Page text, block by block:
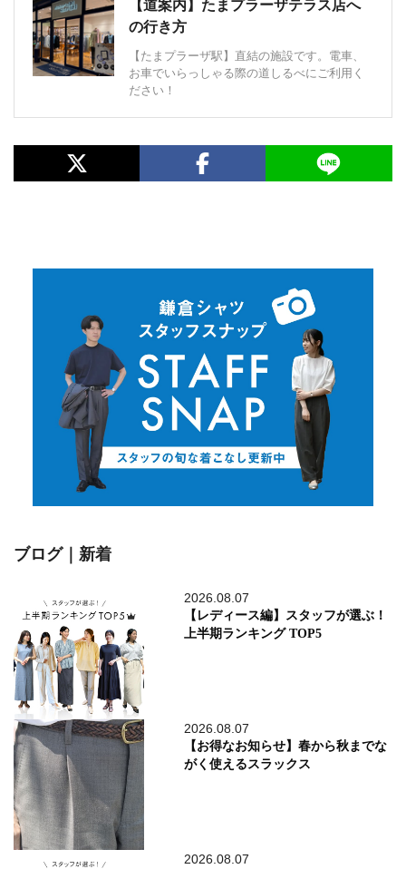
【道案内】たまプラーザテラス店へ
の行き方
【たまプラーザ駅】直結の施設です。電車、
お車でいらっしゃる際の道しるべにご利用く
ださい！
ブログ｜新着
2026.08.07
【レディース編】スタッフが選ぶ！
上半期ランキング TOP5
2026.08.07
【お得なお知らせ】春から秋までな
がく使えるスラックス
2026.08.07